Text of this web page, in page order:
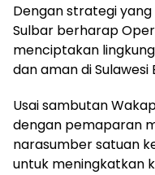
Dengan strategi
Sulbar berharap
menciptakan
dan aman di Sulawesi
Usai sambutan
dengan pemaparan
narasumber satuan
untuk meningkatkan